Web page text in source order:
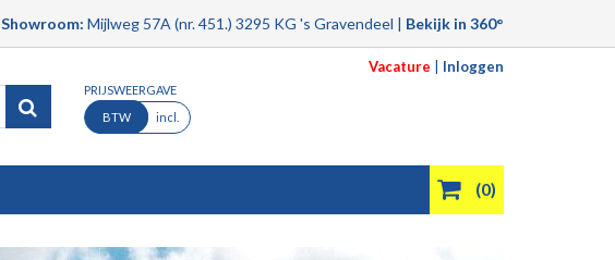
Showroom: Mijlweg 57A (nr. 451.) 3295 KG 's Gravendeel | Bekijk in 360°
PRIJSWEERGAVE
BTW
incl.
Vacature Inloggen
(0)